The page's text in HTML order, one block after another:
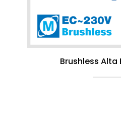
Brushless Alta